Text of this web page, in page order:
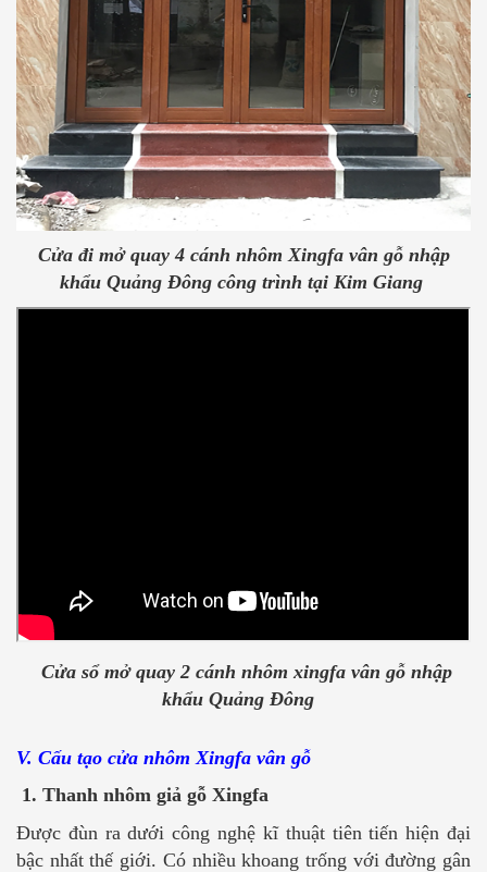
Cửa đi mở quay 4 cánh nhôm Xingfa vân gỗ nhập
khẩu Quảng Đông công trình tại Kim Giang
Cửa sổ mở quay 2 cánh nhôm xingfa vân gỗ nhập
khẩu Quảng Đông
V. Cấu tạo cửa nhôm Xingfa vân gỗ
1. Thanh nhôm giả gỗ Xingfa
Được đùn ra dưới công nghệ kĩ thuật tiên tiến hiện đại
bậc nhất thế giới. Có nhiều khoang trống với đường gân